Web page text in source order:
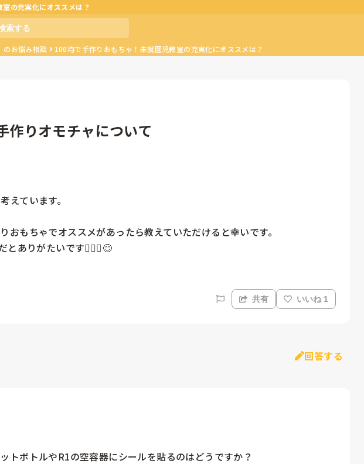
の充実化にオススメは？
のお悩み相談 100均で手作りおもちゃ！未就園児教室の充実化にオススメは？
作りオモチャについて
えています。
おもちゃでオススメがあったら教えていただけると幸いです。
ありがたいです🙇🏻‍♀️😊
共有 いいね 1
回答する
トボトルやR1の空容器にシールを貼るのはどうですか？